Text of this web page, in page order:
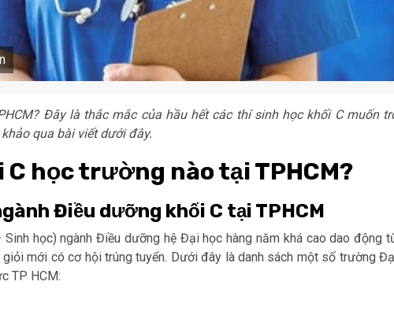
Đây là thắc mắc của hầu hết các thí sinh học khối C muốn
qua bài viết dưới đây.
học trường nào tại TPHCM?
Điều dưỡng khối C tại TPHCM
học) ngành Điều dưỡng hệ Đại học hàng năm khá cao dao động
mới có cơ hội trúng tuyển. Dưới đây là danh sách một số trường
TP HCM: